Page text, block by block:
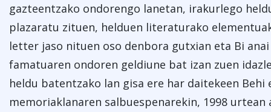
gazteentzako ondorengo lanetan, irakurlego
plazaratu zituen, helduen literaturako
letter jaso nituen oso denbora gutxian eta Bi anai
famatuaren ondoren geldiune bat izan zuen
heldu batentzako lan gisa ere har daitekeen Behi
memoriaklanaren salbuespenarekin, 1998